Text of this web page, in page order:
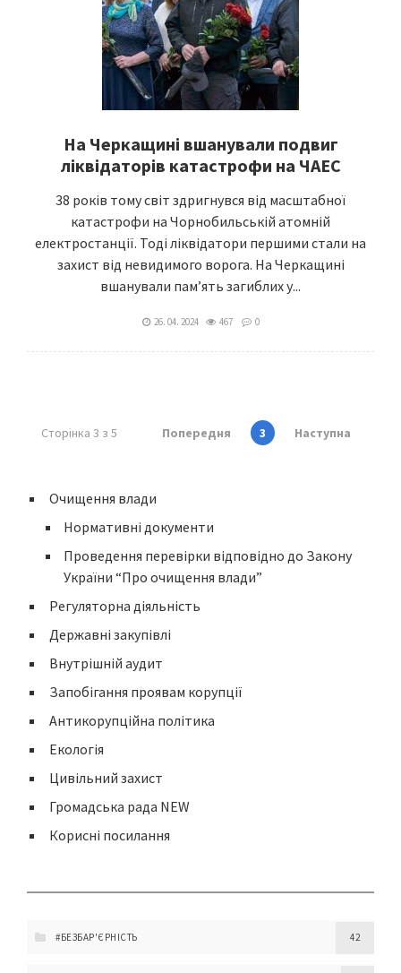
На Черкащині вшанували подвиг
ліквідаторів катастрофи на ЧАЕС
38 років тому світ здригнувся від масштабної
катастрофи на Чорнобильській атомній
електростанції. Тоді ліквідатори першими стали на
захист від невидимого ворога. На Черкащині
вшанували пам’ять загиблих у...
26. 04. 2024 467 0
Сторінка 3 з 5 Попередня 3 Наступна
Очищення влади
Нормативні документи
Проведення перевірки відповідно до Закону
України “Про очищення влади”
Регуляторна діяльність
Державні закупівлі
Внутрішній аудит
Запобігання проявам корупції
Антикорупційна політика
Екологія
Цивільний захист
Громадська рада NEW
Корисні посилання
#БЕЗБАР'ЄРНІСТЬ 42